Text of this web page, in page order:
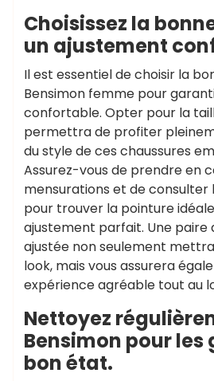
Choisissez la
un ajustement
Il est essentiel de choisir la
Bensimon femme pour
confortable. Opter pour la
permettra de profiter
du style de ces chaussures
Assurez-vous de prendre en
mensurations et de consulter
pour trouver la pointure
ajustement parfait. Une paire
ajustée non seulement
look, mais vous assurera
expérience agréable tout au
Nettoyez
Bensimon pour les
bon état.